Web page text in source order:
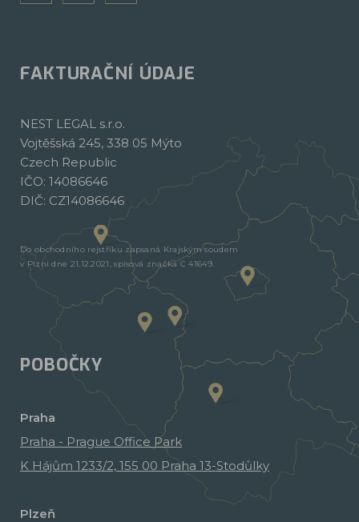
FAKTURAČNÍ ÚDAJE
NEST LEGAL s.r.o.
Vojtěšská 245, 338 05 Mýto
Czech Republic
IČO: 14086646
DIČ: CZ14086646
Do obchodního rejstříku zapsaná Krajským soudem
v Plzni dne 21.12.2021, spisová značka C 41649.
POBOČKY
Praha
Praha - Prague Office Park
K Hájům 1233/2, 155 00 Praha 13-Stodůlky
Plzeň